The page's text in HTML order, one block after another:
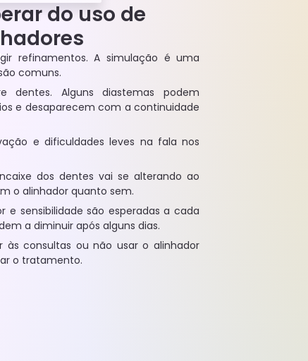
do uso de
refinamentos. A simulação é uma
comuns.
dentes. Alguns diastemas podem
e desaparecem com a continuidade
e dificuldades leves na fala nos
dos dentes vai se alterando ao
o alinhador quanto sem.
e sensibilidade são esperadas a cada
a diminuir após alguns dias.
às consultas ou não usar o alinhador
o tratamento.